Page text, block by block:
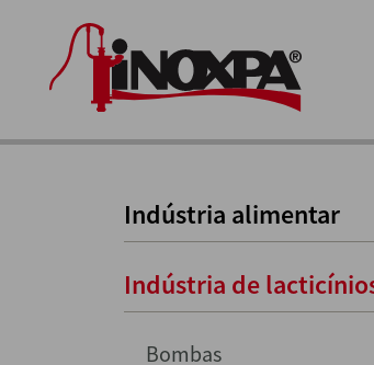
Indústria alimentar
Indústria de
Bombas